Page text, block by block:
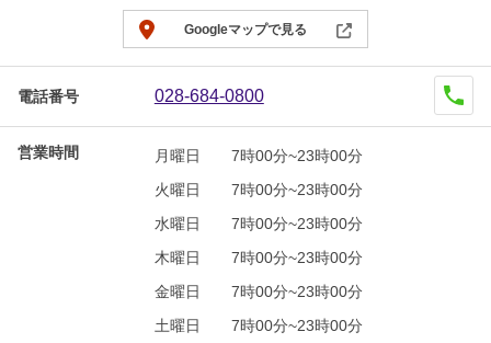
Googleマップで見る
電話番号 028-684-0800
営業時間 月曜日
7時00分~23時00分
火曜日
7時00分~23時00分
水曜日
7時00分~23時00分
木曜日
7時00分~23時00分
金曜日
7時00分~23時00分
土曜日
7時00分~23時00分